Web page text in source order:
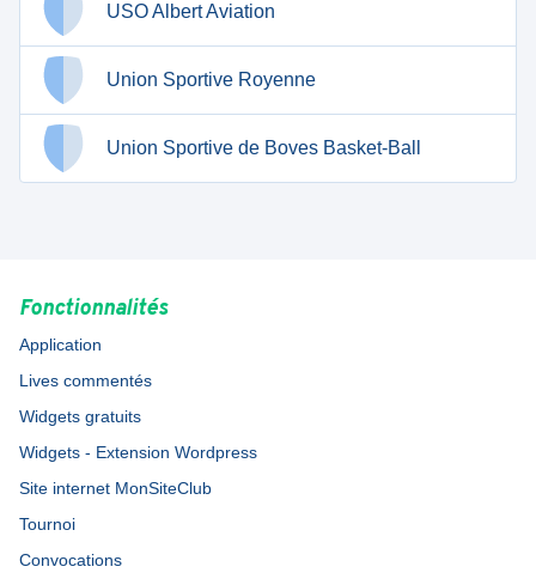
USO Albert Aviation
Union Sportive Royenne
Union Sportive de Boves Basket-Ball
Fonctionnalités
Application
Lives commentés
Widgets gratuits
Widgets - Extension Wordpress
Site internet MonSiteClub
Tournoi
Convocations